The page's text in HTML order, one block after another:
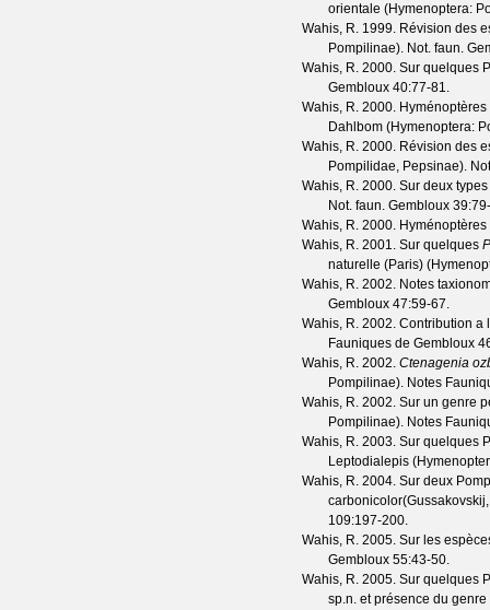
orientale (Hymenoptera:
Wahis, R. 1999. Révision des
Pompilinae). Not. faun.
Wahis, R. 2000. Sur quelques
Gembloux 40:77-81.
Wahis, R. 2000.
Dahlbom (Hymenoptera:
Wahis, R. 2000. Révision des
Pompilidae, Pepsinae).
Wahis, R. 2000. Sur deux
Not. faun. Gembloux 39
Wahis, R. 2000.
Wahis, R. 2001. Sur quelques
naturelle (Paris)
Wahis, R. 2002. Notes
Gembloux 47:59-67.
Wahis, R. 2002. Contribution a
Fauniques de Gembloux
Wahis, R. 2002. Ctenagenia
Pompilinae). Notes
Wahis, R. 2002. Sur un genre
Pompilinae). Notes
Wahis, R. 2003. Sur quelques
Leptodialepis
Wahis, R. 2004. Sur deux
109:197-200.
Wahis, R. 2005. Sur les
Gembloux 55:43-50.
Wahis, R. 2005. Sur quelques
sp.n. et présence du genre